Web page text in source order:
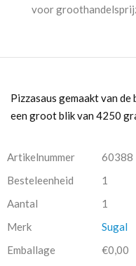
voor
Pizzasaus gemaakt van
een groot blik van 4250
Artikelnummer
60388
Besteleenheid
1
Aantal
1
Merk
Sugal
Emballage
€0,00